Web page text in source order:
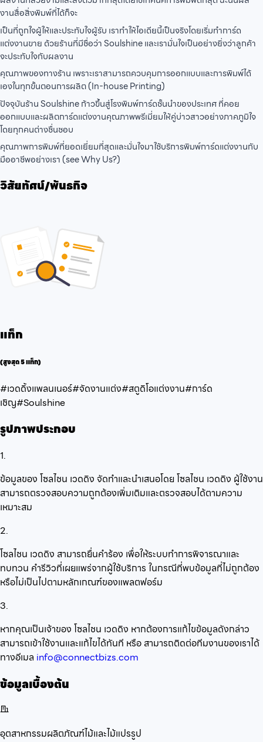
งานสื่อสิ่งพิมพ์ที่ได้ก็จะ
เป็นที่ถูกใจผู้ให้และประทับใจผู้รับ เราทำให้ไอเดียนี้เป็นจริงโดยเริ่มทำการ์ด
แต่งงานขาย ด้วยร้านที่มีชื่อว่า Soulshine และเรามั่นใจเป็นอย่างยิ่งว่าลูกค้า
จะประทับใจกับผลงาน
คุณภาพของทางร้าน เพราะเราสามารถควบคุมการออกแบบและการพิมพ์ได้
เองในทุกขั้นตอนการผลิต (In-house Printing)
ปัจจุบันร้าน Soulshine ก้าวขึ้นสู่โรงพิมพ์การ์ดชั้นนำของประเทศ ที่คอย
ออกแบบและผลิตการ์ดแต่งงานคุณภาพพรีเมี่ยมให้คู่บ่าวสาวอย่างภาคภูมิใจ
โดยทุกคนต่างชื่นชอบ
คุณภาพการพิมพ์ที่ยอดเยี่ยมที่สุดและมั่นใจมาใช้บริการพิมพ์การ์ดแต่งงานกับ
มืออาชีพอย่างเรา (see Why Us?)
วิสัยทัศน์/พันธกิจ
แท็ก
(สูงสุด 5 แท็ก)
#เวดดิ้งแพลนเนอร์#จัดงานแต่ง#สตูดิโอแต่งงาน#การ์ด
เชิญ#Soulshine
รูปภาพประกอบ
1.
ข้อมูลของ โซลไชน เวดดิง จัดทำและนำเสนอโดย โซลไชน เวดดิง ผู้ใช้งาน
สามารถตรวจสอบความถูกต้องเพิ่มเติมและตรวจสอบได้ตามความ
เหมาะสม
2.
โซลไชน เวดดิง สามารถยื่นคำร้อง เพื่อให้ระบบทำการพิจารณาและ
ทบทวน คำรีวิวที่เผยแพร่จากผู้ใช้บริการ ในกรณีที่พบข้อมูลที่ไม่ถูกต้อง
หรือไม่เป็นไปตามหลักเกณฑ์ของแพลตฟอร์ม
3.
หากคุณเป็นเจ้าของ โซลไชน เวดดิง หากต้องการแก้ไขข้อมูลดังกล่าว
สามารถเข้าใช้งานและแก้ไขได้ทันที หรือ สามารถติดต่อทีมงานของเราได้
ทางอีเมล info@connectbizs.com
ข้อมูลเบื้องต้น
อุตสาหกรรมผลิตภัณฑ์ไม้และไม้แปรรูป